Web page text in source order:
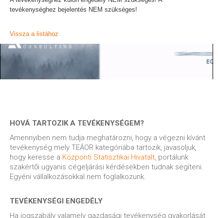
tevékenységhez bejelentés NEM szükséges!
Vissza a listához
HOVÁ TARTOZIK A TEVÉKENYSÉGEM?
Amennyiben nem tudja meghatározni, hogy a végezni kívánt
tevékenység mely TEÁOR kategóriába tartozik, javasoljuk,
hogy keresse a Központi Statisztikai Hivatalt , portálunk
szakértői ugyanis cégeljárási kérdésekben tudnak segíteni.
Egyéni vállalkozásokkal nem foglalkozunk.
TEVÉKENYSÉGI ENGEDÉLY
Ha jogszabály valamely gazdasági tevékenység gyakorlását